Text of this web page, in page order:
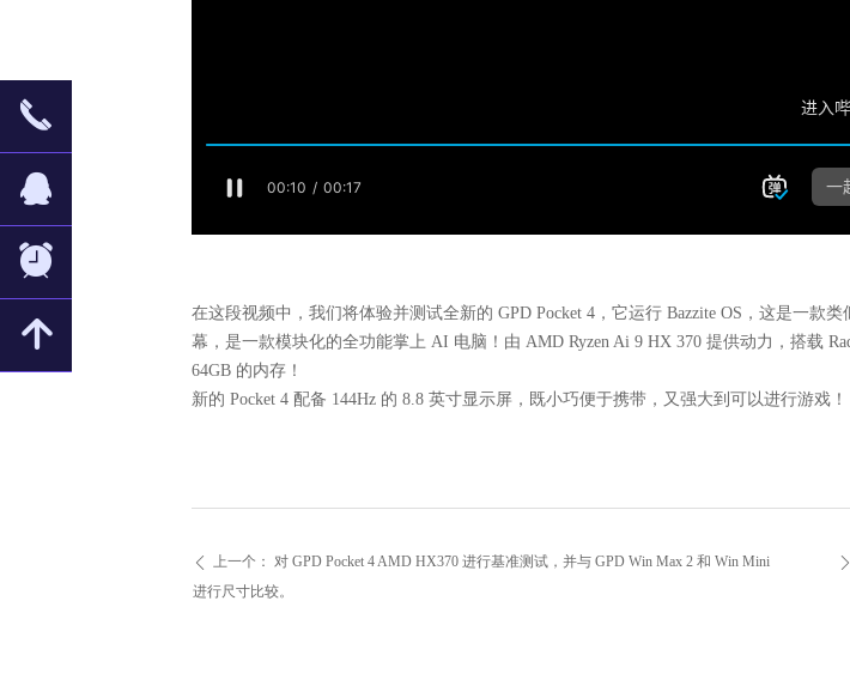
ꄴ 上一个： 对 GPD Pocket 4 AMD HX370 进行基准测试，并与 GPD Win Max 2 和 Win Mini
进行尺寸比较。
ꄲ
在这段视频中，我们将体验并测试全新的 GPD Pocket 4，它运行 Bazzite OS，这是一款
幕，是一款模块化的全功能掌上 AI 电脑！由 AMD Ryzen Ai 9 HX 370 提供动力，搭载
64GB 的内存！
新的 Pocket 4 配备 144Hz 的 8.8 英寸显示屏，既小巧便于携带，又强大到可以进行游戏！
끅
뀩
뀥
녕